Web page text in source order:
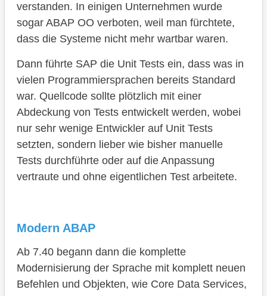
verstanden. In einigen Unternehmen wurde
sogar ABAP OO verboten, weil man fürchtete,
dass die Systeme nicht mehr wartbar waren.
Dann führte SAP die Unit Tests ein, dass was in
vielen Programmiersprachen bereits Standard
war. Quellcode sollte plötzlich mit einer
Abdeckung von Tests entwickelt werden, wobei
nur sehr wenige Entwickler auf Unit Tests
setzten, sondern lieber wie bisher manuelle
Tests durchführte oder auf die Anpassung
vertraute und ohne eigentlichen Test arbeitete.
Modern ABAP
Ab 7.40 begann dann die komplette
Modernisierung der Sprache mit komplett neuen
Befehlen und Objekten, wie Core Data Services,